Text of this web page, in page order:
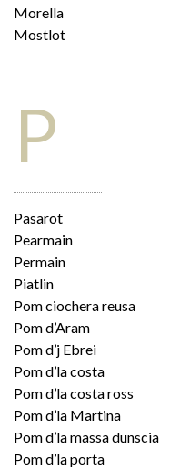
Morella
Mostlot
P
Pasarot
Pearmain
Permain
Piatlin
Pom ciochera reusa
Pom d’Aram
Pom d’j Ebrei
Pom d’la costa
Pom d’la costa ross
Pom d’la Martina
Pom d’la massa dunscia
Pom d’la porta